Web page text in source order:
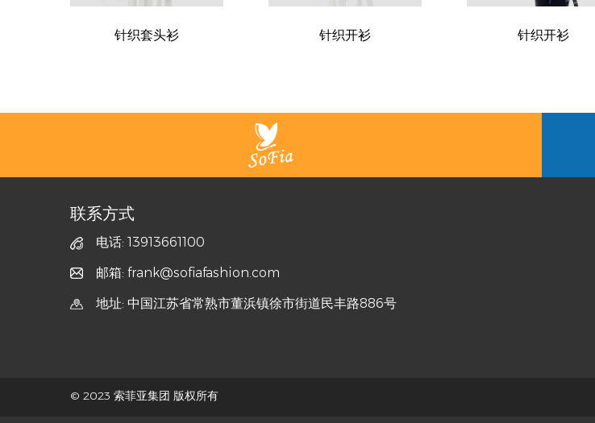
针织套头衫 针织开衫 针织开衫
联系方式
电话: 13913661100
邮箱: frank@sofiafashion.com
地址: 中国江苏省常熟市董浜镇徐市街道民丰路886号
© 2023 索菲亚集团 版权所有